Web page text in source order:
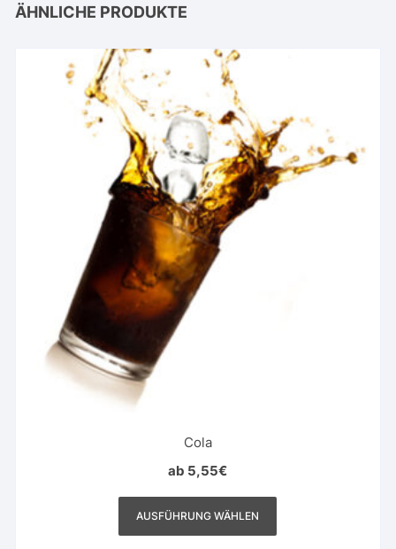
ÄHNLICHE PRODUKTE
Cola
ab 5,55€
AUSFÜHRUNG WÄHLEN
Dieses
weist